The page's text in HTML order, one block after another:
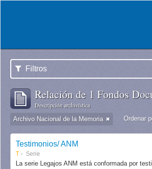
Filtros
Relación de 1 Fondos
Descripción archivística
Archivo Nacional de la Memoria Ordenar
Testimonios/ ANM
T Serie
La serie Legajos ANM está conformada por